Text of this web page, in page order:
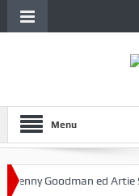
Menu
Goodman ed Artie Shaw